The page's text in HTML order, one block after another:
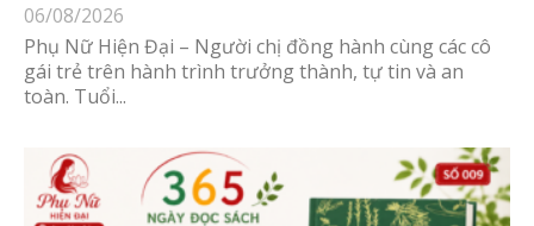
06/08/2026
Phụ Nữ Hiện Đại – Người chị đồng hành cùng các cô
gái trẻ trên hành trình trưởng thành, tự tin và an
toàn. Tuổi...